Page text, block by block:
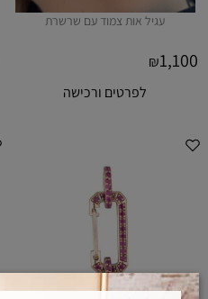
עגיל אות צמוד עם שרשרת
₪1,100
לפרטים ורכישה